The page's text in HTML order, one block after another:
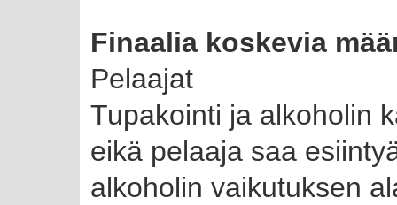
Finaalia koskevia
Pelaajat
Tupakointi ja alkoholin
eikä pelaaja saa
alkoholin vaikutuksen